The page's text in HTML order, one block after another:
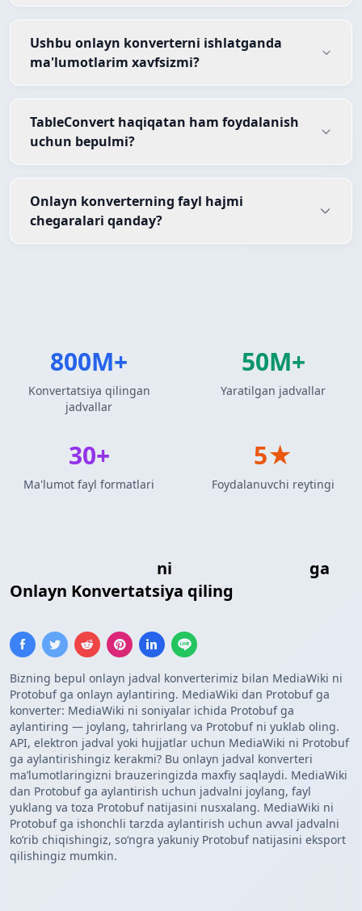
ni
ga
Onlayn Konvertatsiya qiling
Bizning bepul onlayn jadval konverterimiz bilan MediaWiki ni
Protobuf ga onlayn aylantiring. MediaWiki dan Protobuf ga
konverter: MediaWiki ni soniyalar ichida Protobuf ga
aylantiring — joylang, tahrirlang va Protobuf ni yuklab oling.
API, elektron jadval yoki hujjatlar uchun MediaWiki ni Protobuf
ga aylantirishingiz kerakmi? Bu onlayn jadval konverteri
maʼlumotlaringizni brauzeringizda maxfiy saqlaydi. MediaWiki
dan Protobuf ga aylantirish uchun jadvalni joylang, fayl
yuklang va toza Protobuf natijasini nusxalang. MediaWiki ni
Protobuf ga ishonchli tarzda aylantirish uchun avval jadvalni
koʻrib chiqishingiz, soʻngra yakuniy Protobuf natijasini eksport
qilishingiz mumkin.
Ushbu onlayn konverterni ishlatganda
ma'lumotlarim xavfsizmi?
TableConvert haqiqatan ham foydalanish
uchun bepulmi?
Onlayn konverterning fayl hajmi
chegaralari qanday?
800M+
Konvertatsiya qilingan
jadvallar
50M+
Yaratilgan jadvallar
30+
Ma'lumot fayl formatlari
5★
Foydalanuvchi reytingi